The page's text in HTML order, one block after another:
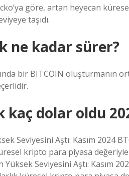
göre, artan heyecan
taşıdı.
ne kadar sürer?
bir BITCOIN oluşturmanın
kaç dolar oldu
Seviyesini Aştı: Kasım 2024
kripto para piyasa
Seviyesini Aştı: Kasım